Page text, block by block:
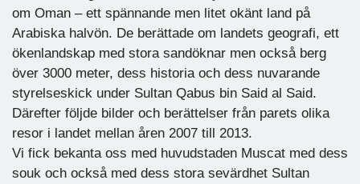
om Oman – ett spännande men litet okänt land på
Arabiska halvön. De berättade om landets geografi, ett
ökenlandskap med stora sandöknar men också berg
över 3000 meter, dess historia och dess nuvarande
styrelseskick under Sultan Qabus bin Said al Said.
Därefter följde bilder och berättelser från parets olika
resor i landet mellan åren 2007 till 2013.
Vi fick bekanta oss med huvudstaden Muscat med dess
souk och också med dess stora sevärdhet Sultan